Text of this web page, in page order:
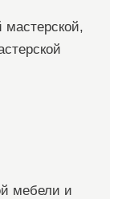
мебели и